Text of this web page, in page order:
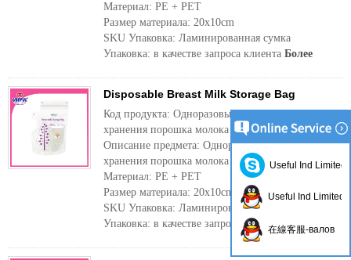
Материал: PE + PET
Размер материала: 20x10cm
SKU Упаковка: Ламинированная сумка
Упаковка: в качестве запроса клиента Более
Disposable Breast Milk Storage Bag
Код продукта: Одноразовый мешок для
хранения порошка молока
Описание предмета: Одноразовая сумка для
хранения порошка молока
Материал: PE + PET
Размер материала: 20x10cm
SKU Упаковка: Ламинированная сумка
Упаковка: в качестве запроса клиентаБолее
Useful Ind Limited
Useful Ind Limited
在線客服-валов